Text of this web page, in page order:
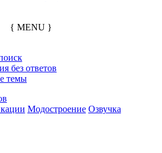
{ MENU }
без ответов
темы
Модостроение Озвучка